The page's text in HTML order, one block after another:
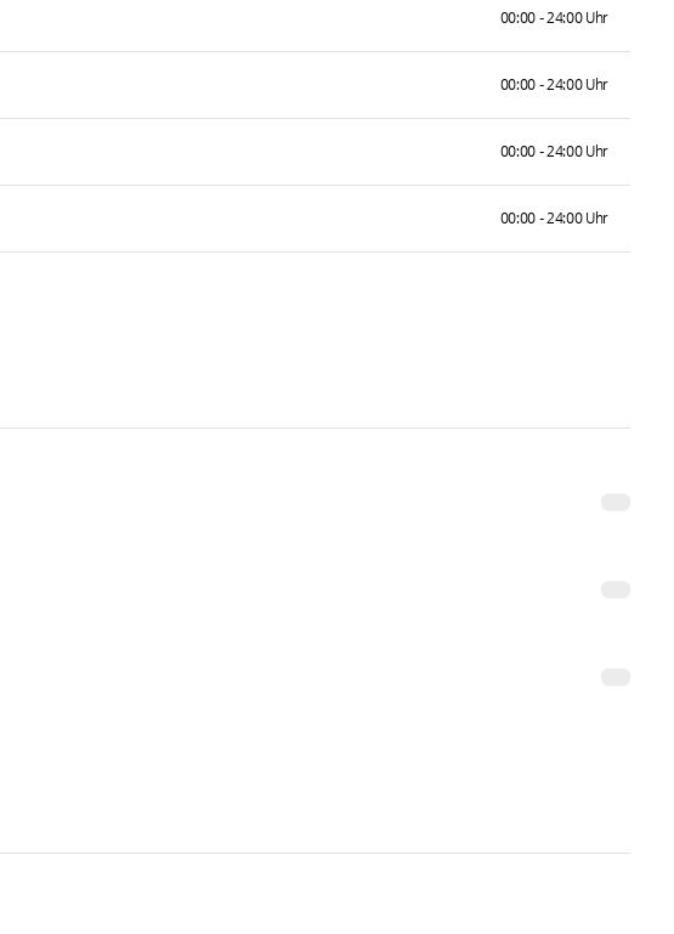
00:00 - 24:00 Uhr
00:00 - 24:00 Uhr
00:00 - 24:00 Uhr
00:00 - 24:00 Uhr